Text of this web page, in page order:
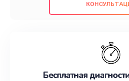
проведенных работ. Наша
наилучшим образом. Не
Бесплатная